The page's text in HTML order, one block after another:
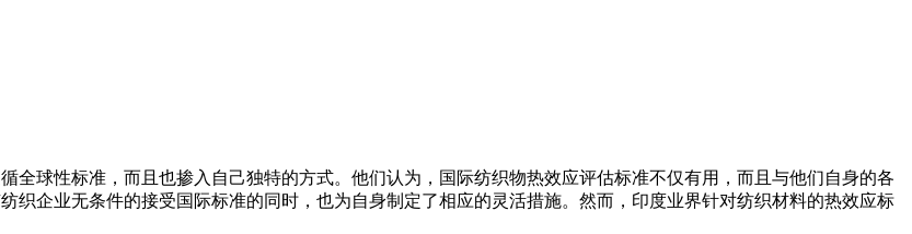
全球性标准，而且也掺入自己独特的方式。他们认为，国际纺织物热效应评估标准不仅有用，而且与他们自身的各
织企业无条件的接受国际标准的同时，也为自身制定了相应的灵活措施。然而，印度业界针对纺织材料的热效应标